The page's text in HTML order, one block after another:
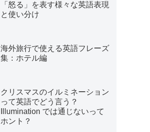
「怒る」を表す様々な英語表現
と使い分け
海外旅行で使える英語フレーズ
集：ホテル編
クリスマスのイルミネーション
って英語でどう言う？
Illumination では通じないって
ホント？